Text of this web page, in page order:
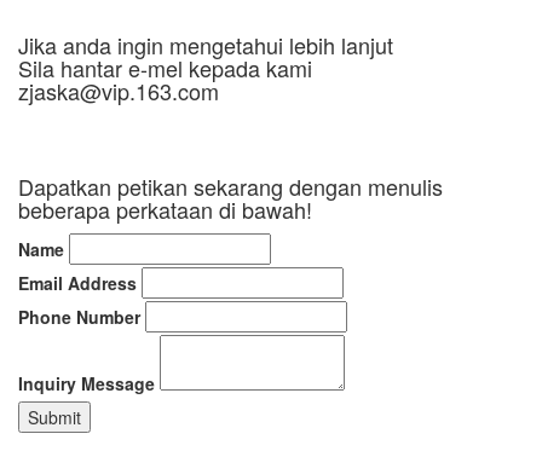
Jika anda ingin mengetahui lebih lanjut
Sila hantar e-mel kepada kami
zjaska@vip.163.com
Dapatkan petikan sekarang dengan menulis
beberapa perkataan di bawah!
Name
Email Address
Phone Number
Inquiry Message
Submit